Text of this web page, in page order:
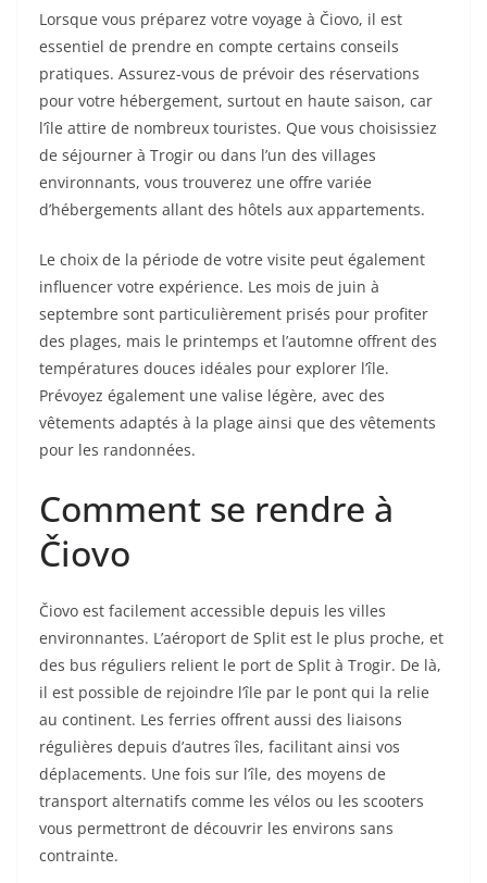
Lorsque vous préparez votre voyage à Čiovo, il est
essentiel de prendre en compte certains conseils
pratiques. Assurez-vous de prévoir des réservations
pour votre hébergement, surtout en haute saison, car
l’île attire de nombreux touristes. Que vous choisissiez
de séjourner à Trogir ou dans l’un des villages
environnants, vous trouverez une offre variée
d’hébergements allant des hôtels aux appartements.
Le choix de la période de votre visite peut également
influencer votre expérience. Les mois de juin à
septembre sont particulièrement prisés pour profiter
des plages, mais le printemps et l’automne offrent des
températures douces idéales pour explorer l’île.
Prévoyez également une valise légère, avec des
vêtements adaptés à la plage ainsi que des vêtements
pour les randonnées.
Comment se rendre à
Čiovo
Čiovo est facilement accessible depuis les villes
environnantes. L’aéroport de Split est le plus proche, et
des bus réguliers relient le port de Split à Trogir. De là,
il est possible de rejoindre l’île par le pont qui la relie
au continent. Les ferries offrent aussi des liaisons
régulières depuis d’autres îles, facilitant ainsi vos
déplacements. Une fois sur l’île, des moyens de
transport alternatifs comme les vélos ou les scooters
vous permettront de découvrir les environs sans
contrainte.